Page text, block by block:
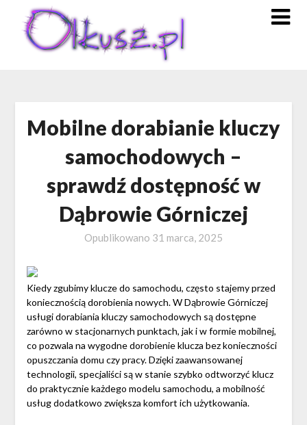
content
Mobilne dorabianie kluczy
samochodowych –
sprawdź dostępność w
Dąbrowie Górniczej
Opublikowano 31 marca, 2025
Kiedy zgubimy klucze do samochodu, często stajemy przed
koniecznością dorobienia nowych. W Dąbrowie Górniczej
usługi dorabiania kluczy samochodowych są dostępne
zarówno w stacjonarnych punktach, jak i w formie mobilnej,
co pozwala na wygodne dorobienie klucza bez konieczności
opuszczania domu czy pracy. Dzięki zaawansowanej
technologii, specjaliści są w stanie szybko odtworzyć klucz
do praktycznie każdego modelu samochodu, a mobilność
usług dodatkowo zwiększa komfort ich użytkowania.